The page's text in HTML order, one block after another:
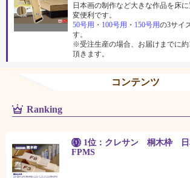
日本画の制作など大きな作品を床
変便利です。
50号用 ・ 100号用 ・ 150号用の3サイ
す。
※受注生産の場合、お届けまでに約
頂きます。
コンテンツ
Ranking
1位：クレサン 桐木枠 日
FPMS